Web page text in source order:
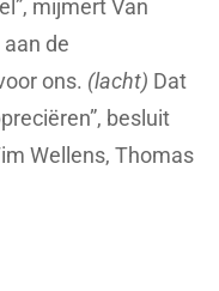
mijmert Van
de
ons. (lacht) Dat
besluit
Wellens, Thomas